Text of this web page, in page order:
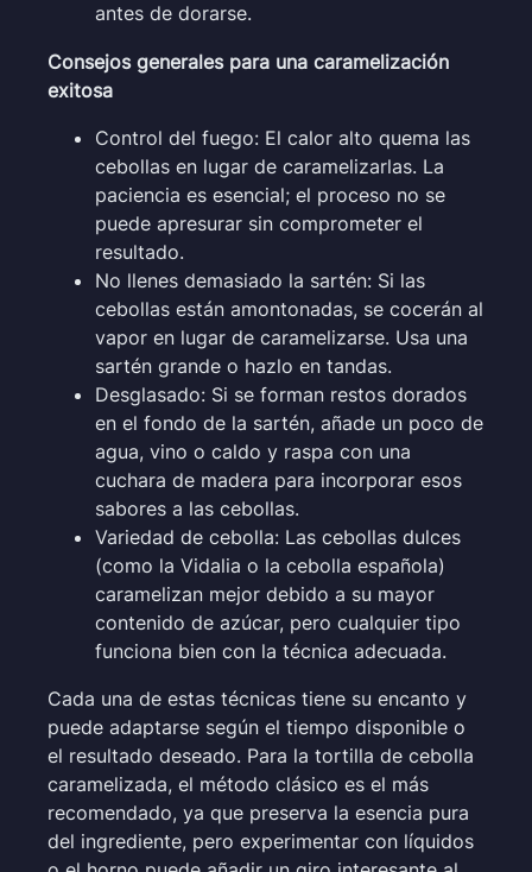
antes de dorarse.
Consejos generales para una caramelización
exitosa
Control del fuego: El calor alto quema las
cebollas en lugar de caramelizarlas. La
paciencia es esencial; el proceso no se
puede apresurar sin comprometer el
resultado.
No llenes demasiado la sartén: Si las
cebollas están amontonadas, se cocerán al
vapor en lugar de caramelizarse. Usa una
sartén grande o hazlo en tandas.
Desglasado: Si se forman restos dorados
en el fondo de la sartén, añade un poco de
agua, vino o caldo y raspa con una
cuchara de madera para incorporar esos
sabores a las cebollas.
Variedad de cebolla: Las cebollas dulces
(como la Vidalia o la cebolla española)
caramelizan mejor debido a su mayor
contenido de azúcar, pero cualquier tipo
funciona bien con la técnica adecuada.
Cada una de estas técnicas tiene su encanto y
puede adaptarse según el tiempo disponible o
el resultado deseado. Para la tortilla de cebolla
caramelizada, el método clásico es el más
recomendado, ya que preserva la esencia pura
del ingrediente, pero experimentar con líquidos